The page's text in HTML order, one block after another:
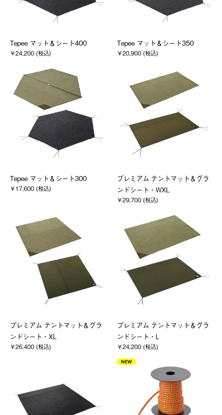
Tepee マット＆シート400
￥24,200 (税込)
Tepee マット＆シート350
￥20,900 (税込)
Tepee マット＆シート300
￥17,600 (税込)
プレミアム テントマット＆グラ
ンドシート・WXL
￥29,700 (税込)
プレミアム テントマット＆グラ
ンドシート・XL
￥26,400 (税込)
プレミアム テントマット＆グラ
ンドシート・L
￥24,200 (税込)
NEW